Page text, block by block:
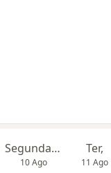
Segunda-feira
10 Ago
Ter,
11 Ago